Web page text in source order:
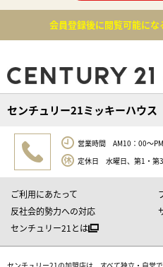
会員登録後に閲覧可能にな
センチュリー21ミッキーハウス
営業時間 AM10：00～
定休日 水曜日、第1・第
ご利用にあたって
反社会的勢力への対応
センチュリー21とは